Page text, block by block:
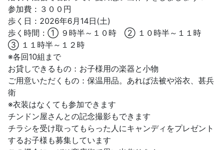
参加費：３００円
歩く日：2026年6月14日(土)
歩く時間：① ９時半～１０時 ② １０時半～１１時
③ １１時半～１２時
※各回10組まで
お貸しできるもの：お子様用の楽器と小物
ご用意いただくもの：保温用品。あれば法被や浴衣、甚兵
衛
※衣装はなくても参加できます
チンドン屋さんとの記念撮影もできます
チラシを受け取ってもらった人にキャンディをプレゼント
するお子様も募集しています